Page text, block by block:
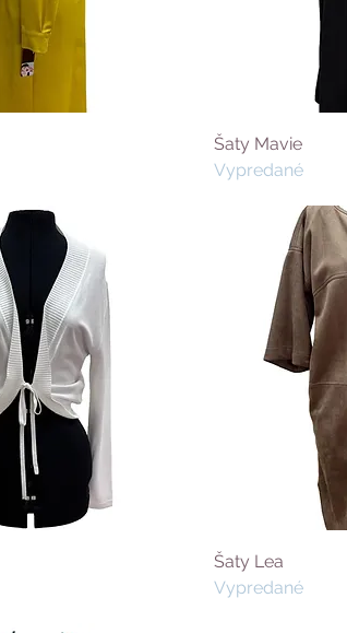
Šaty Mavie
Vypredané
Šaty Lea
Vypredané